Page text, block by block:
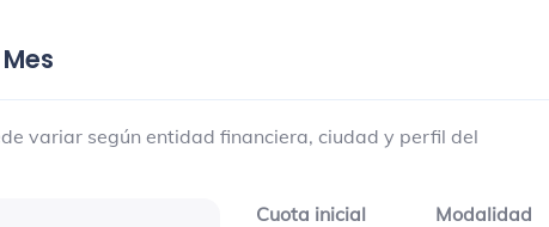
variar según entidad financiera, ciudad y perfil del
Cuota inicialCuota inicialModalidad